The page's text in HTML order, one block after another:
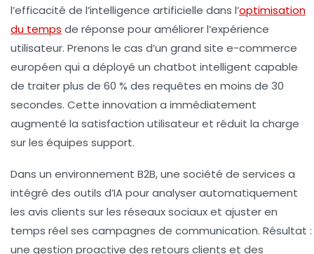
l’efficacité de l’intelligence artificielle dans l’optimisation
du temps de réponse pour améliorer l’expérience
utilisateur. Prenons le cas d’un grand site e-commerce
européen qui a déployé un chatbot intelligent capable
de traiter plus de 60 % des requêtes en moins de 30
secondes. Cette innovation a immédiatement
augmenté la satisfaction utilisateur et réduit la charge
sur les équipes support.
Dans un environnement B2B, une société de services a
intégré des outils d’IA pour analyser automatiquement
les avis clients sur les réseaux sociaux et ajuster en
temps réel ses campagnes de communication. Résultat :
une gestion proactive des retours clients et des